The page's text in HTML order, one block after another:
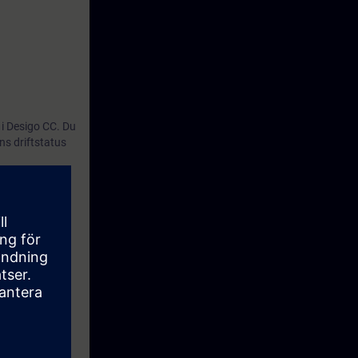
CC. Du
driftstatus
via